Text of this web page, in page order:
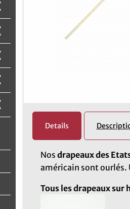
Details
Nos drapeaux des
américain sont ourlés.
Tous les drapeaux sur